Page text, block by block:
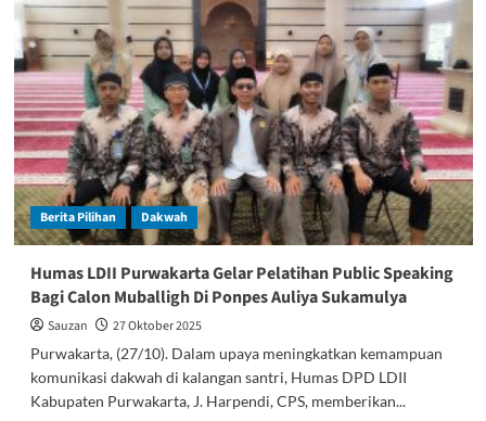
Purwakarta
Sampaikan
Duka
Cita
Atas
Wafatnya
Istri
Bupati
Purwakarta
Berita Pilihan Dakwah
Humas LDII Purwakarta Gelar Pelatihan Public Speaking
Bagi Calon Muballigh Di Ponpes Auliya Sukamulya
Sauzan
27 Oktober 2025
Purwakarta, (27/10). Dalam upaya meningkatkan kemampuan
komunikasi dakwah di kalangan santri, Humas DPD LDII
Kabupaten Purwakarta, J. Harpendi, CPS, memberikan...